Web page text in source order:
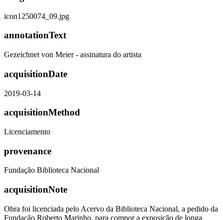
icon1250074_09.jpg
annotationText
Gezeichnet von Meier - assinatura do artista
acquisitionDate
2019-03-14
acquisitionMethod
Licenciamento
provenance
Fundação Biblioteca Nacional
acquisitionNote
Obra foi licenciada pelo Acervo da Biblioteca Nacional, a pedido da
Fundação Roberto Marinho, para compor a exposição de longa